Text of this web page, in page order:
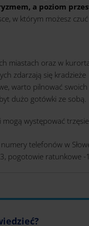
a poziom
w którym możesz czuć
miastach oraz w
zdarzają się kradzieże
warto pilnować swoich
dużo gotówki ze sobą.
mogą występować
telefonów w
pogotowie ratunkowe -